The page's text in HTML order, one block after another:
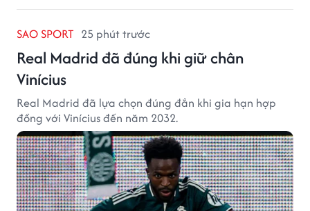
SAO SPORT 25 phút trước
Real Madrid đã đúng khi giữ chân
Vinícius
Real Madrid đã lựa chọn đúng đắn khi gia hạn hợp
đồng với Vinícius đến năm 2032.